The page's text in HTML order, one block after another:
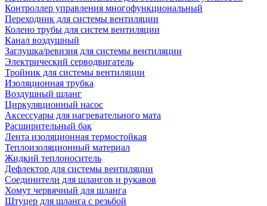
Контроллер управления многофункциональный
Переходник для системы вентиляции
Колено трубы для систем вентиляции
Канал воздушный
Заглушка/ревизия для системы вентиляции
Электрический серводвигатель
Тройник для системы вентиляции
Изоляционная трубка
Воздушный шланг
Циркуляционный насос
Аксессуары для нагревательного мата
Расширительный бак
Лента изоляционная термостойкая
Теплоизоляционный материал
Жидкий теплоноситель
Дефлектор для системы вентиляции
Соединители для шлангов и рукавов
Хомут червячный для шланга
Штуцер для шланга с резьбой